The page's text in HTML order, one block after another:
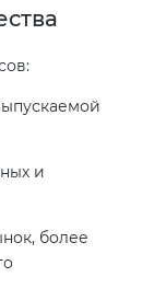
и
более